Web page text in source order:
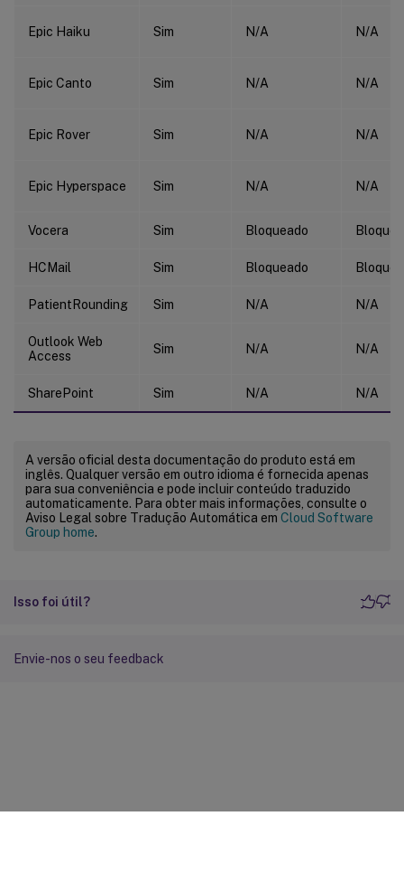
Epic Haiku Sim N/A N/A
Epic Canto Sim N/A N/A
Epic Rover Sim N/A N/A
Epic Hyperspace Sim N/A N/A
Vocera Sim Bloqueado
HCMail Sim Bloqueado
PatientRounding Sim N/A N/A
Outlook Web
Access
Sim N/A N/A
SharePoint Sim N/A N/A
A versão oficial desta documentação do produto está em
inglês. Qualquer versão em outro idioma é fornecida apenas
para sua conveniência e pode incluir conteúdo traduzido
automaticamente. Para obter mais informações, consulte o
Aviso Legal sobre Tradução Automática em Cloud Software
Group home.
Isso foi útil?
Envie-nos o seu feedback